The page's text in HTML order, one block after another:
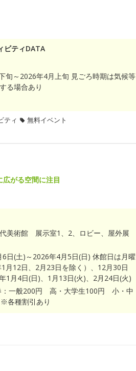
ビティDATA
旬～2026年4月上旬 見ごろ時期は気候等
る場合あり
ティ 無料イベント
がる空間に注目
美術館 展示室1、2、ロビー、屋外展
6日(土)～2026年4月5日(日) 休館日は月曜
月12日、2月23日を除く）、12月30日
1月4日(日)、1月13日(火)、2月24日(火)
：一般200円 高・大学生100円 小・中
種割引あり